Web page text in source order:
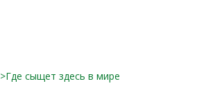
>Где сыщет здесь в мире